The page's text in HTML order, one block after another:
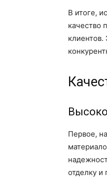
В итоге,
качество
Первое,
отделку и